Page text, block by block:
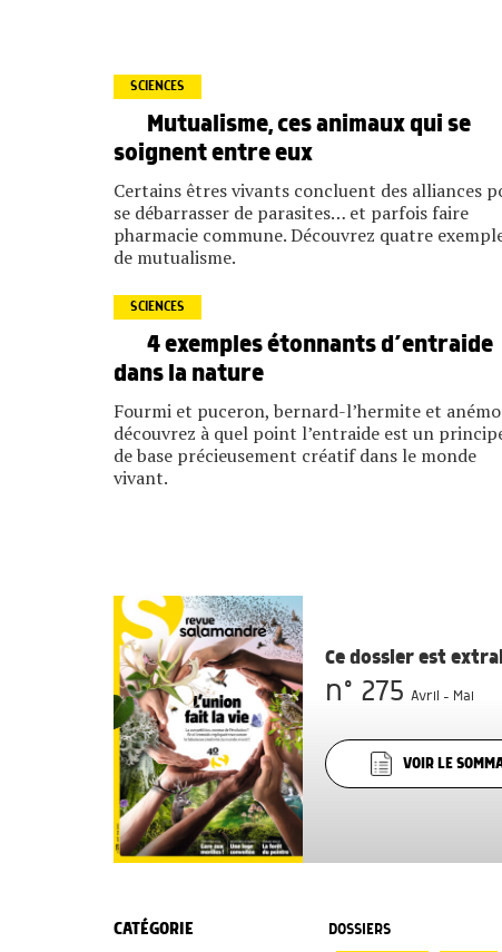
SCIENCES
Mutualisme, ces animaux qui se
soignent entre eux
Certains êtres vivants concluent des alliances
se débarrasser de parasites… et parfois faire
pharmacie commune. Découvrez quatre
de mutualisme.
SCIENCES
4 exemples étonnants d’entraide
dans la nature
Fourmi et puceron, bernard-l’hermite et
découvrez à quel point l’entraide est un
de base précieusement créatif dans le monde
vivant.
Ce dossier est
n° 275 Avril - Mai
VOIR LE
CATÉGORIE DOSSIERS